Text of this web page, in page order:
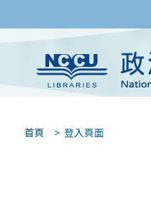
首頁 > 登入頁面